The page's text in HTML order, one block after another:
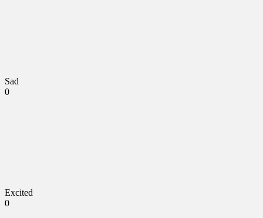
Sad
0
Excited
0